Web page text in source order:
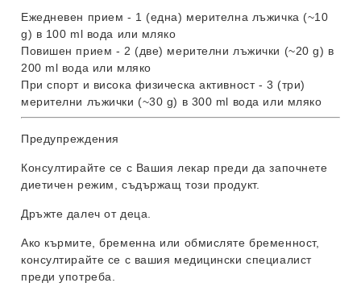
Ежедневен прием - 1 (една) мерителна лъжичка (~10
g) в 100 ml вода или мляко
Повишен прием - 2 (две) мерителни лъжички (~20 g) в
200 ml вода или мляко
При спорт и висока физическа активност- 3 (три)
мерителни лъжички (~30 g) в 300 ml вода или мляко
Предупреждения
Консултирайте се с Вашия лекар преди да започнете
диетичен режим, съдържащ този продукт.
Дръжте далеч от деца.
Ако кърмите, бременна или обмисляте бременност,
консултирайте се с вашия медицински специалист
преди употреба.